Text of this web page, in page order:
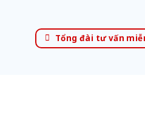
Tổng đài tư vấn